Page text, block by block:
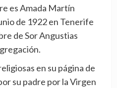
es Amada Martín
de 1922 en Tenerife
de Sor Angustias
en su página de
su padre por la Virgen